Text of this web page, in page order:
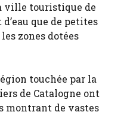
ville touristique de
que de petites
zones dotées
touchée par la
de Catalogne ont
montrant de vastes